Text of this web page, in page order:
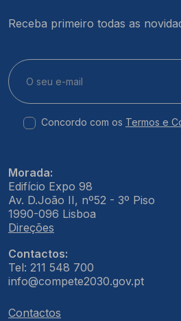
Receba primeiro todas as
Concordo com os Termos e
Morada:
Edifício Expo 98
Av. D.João II, nº52 - 3º Piso
1990-096 Lisboa
Direções
Contactos:
Tel: 211 548 700
info@compete2030.gov.pt
Contactos